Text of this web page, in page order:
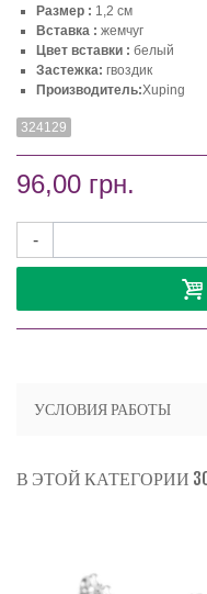
Размер : 1,2 см
Вставка : жемчуг
Цвет вставки : белый
Застежка: гвоздик
Производитель:Xuping
324129
96,00 грн.
-
УСЛОВИЯ РАБОТЫ
В ЭТОЙ КАТЕГОРИИ